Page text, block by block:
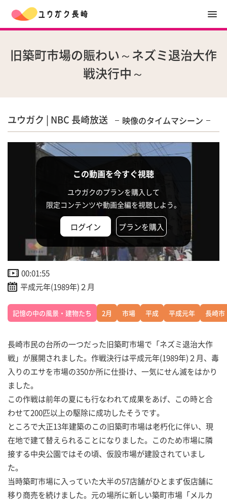
旧築町市場の賑わい～ネズミ退治大作
戦決行中～
ユウガク | NBC 長崎放送 映像のタイムマシーン
この動画を今すぐ視聴
ユウガクのプランを購入して
限定コンテンツや動画全編を視聴しよう。
ログイン プランを購入
00:01:55
平成元年(1989年)２月
記憶の中の風景・建物たち 2月 市場 平成 平成元年 長崎市
長崎市民の台所の一つだった旧築町市場で「ネズミ退治大作
戦」が展開されました。作戦決行は平成元年(1989年)２月、毒
入りのエサを市場の350か所に仕掛け、一気にせん滅をはかり
ました。
この作戦は前年の夏にも行なわれて成果をあげ、この時と合
わせて200匹以上の駆除に成功したそうです。
ところで大正13年建築のこの旧築町市場は老朽化に伴い、現
在地で建て替えられることになりました。このため市場に隣
接する中央公園ではその頃、仮設市場が建設されていまし
た。
当時築町市場に入っていた大半の57店舗がひとまず仮店舗に
移り商売を続けました。元の場所に新しい築町市場「メルカ